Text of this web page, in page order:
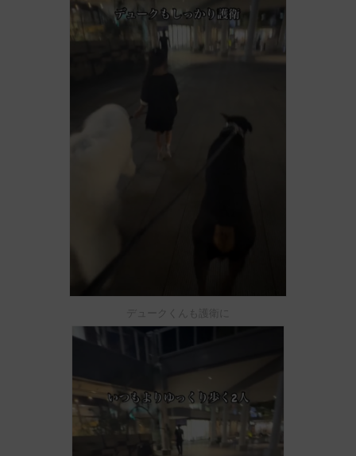
デュークくんも護衛に